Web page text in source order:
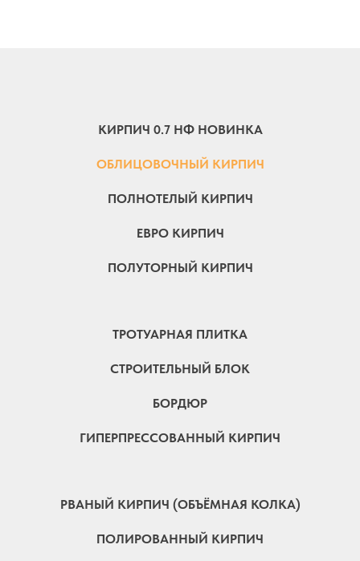
КИРПИЧ 0.7 НФ НОВИНКА
ОБЛИЦОВОЧНЫЙ КИРПИЧ
ПОЛНОТЕЛЫЙ КИРПИЧ
ЕВРО КИРПИЧ
ПОЛУТОРНЫЙ КИРПИЧ
ТРОТУАРНАЯ ПЛИТКА
СТРОИТЕЛЬНЫЙ БЛОК
БОРДЮР
ГИПЕРПРЕССОВАННЫЙ КИРПИЧ
РВАНЫЙ КИРПИЧ (ОБЪЁМНАЯ КОЛКА)
ПОЛИРОВАННЫЙ КИРПИЧ